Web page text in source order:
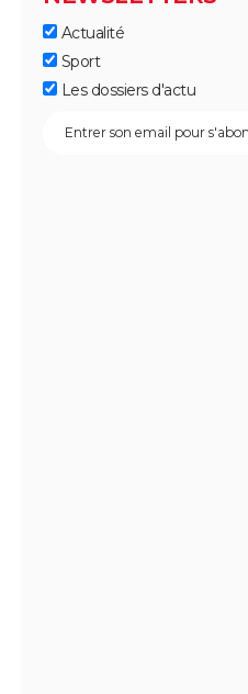
Actualité
Sport
Les dossiers d'actu